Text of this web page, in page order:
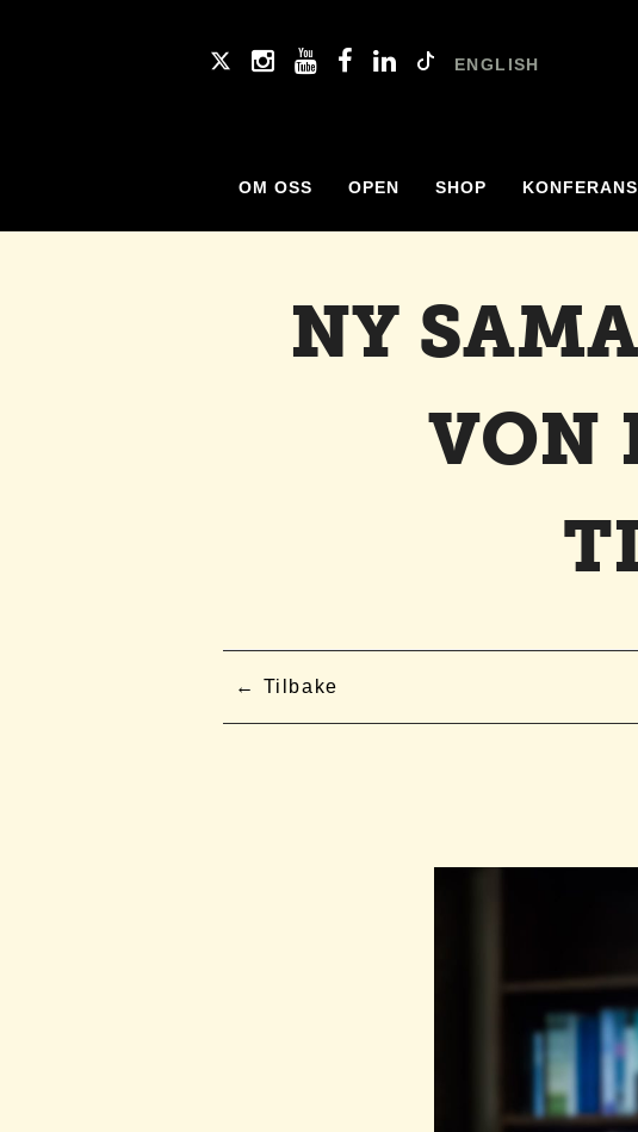
ENGLISH
OM OSS OPEN SHOP
NY
VON
Tilbake